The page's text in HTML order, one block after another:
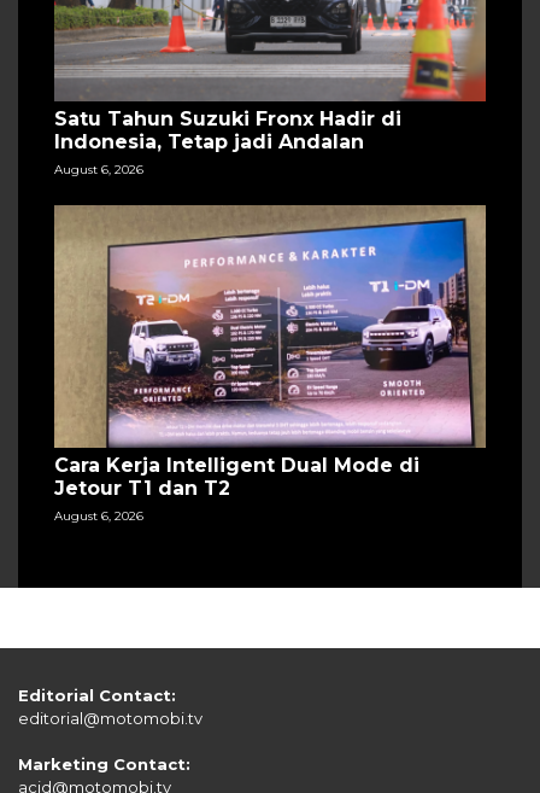
Satu Tahun Suzuki Fronx Hadir di
Indonesia, Tetap jadi Andalan
August 6, 2026
Cara Kerja Intelligent Dual Mode di
Jetour T1 dan T2
August 6, 2026
Editorial Contact:
editorial@motomobi.tv
Marketing Contact:
acid@motomobi.tv